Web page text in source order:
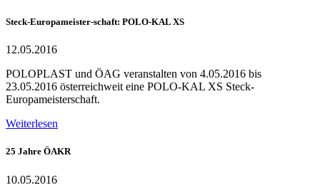
Steck-Europameister-schaft: POLO-KAL XS
12.05.2016
POLOPLAST und ÖAG veranstalten von 4.05.2016 bis
23.05.2016 österreichweit eine POLO-KAL XS Steck-
Europameisterschaft.
Weiterlesen
25 Jahre ÖAKR
10.05.2016